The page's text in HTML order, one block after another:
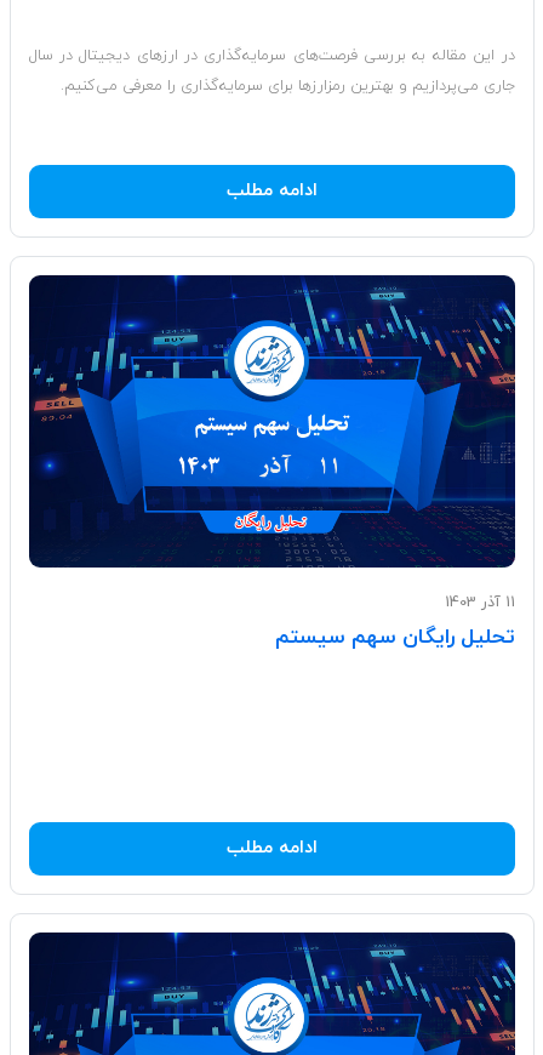
در این مقاله به بررسی فرصت‌های سرمایه‌گذاری در ارزهای دیجیتال در سال
جاری می‌پردازیم و بهترین رمزارزها برای سرمایه‌گذاری را معرفی می‌کنیم.
ادامه مطلب
11 آذر 1403
تحلیل رایگان سهم سیستم
ادامه مطلب